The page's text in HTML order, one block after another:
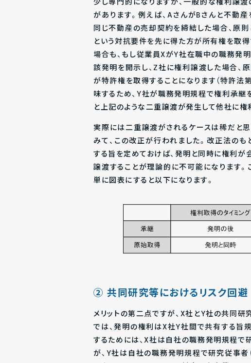
少し専門的になりますが、一般的な権利譲
があります。例えば、AさんがBさんと不動
同じ不動産の売却契約を締結した場合、原則
という対抗要件を先に得た方が所有権を取
場合も、もし従業員XがY社在職中の職務発
該発明を開示し、Z社に権利譲渡した場合、
が特許権を取得することになります（特許法
味するため、Y社が職務発明規程で権利承継
と上記のような二重譲渡が発生して他社に権
実際には二重譲渡がされるケースは稀だと
みて、この改正が行われました。改正法の
する旨を定めておけば、発明と同時に権利
譲渡することが理論的に不可能になります。
単に図表にすると以下になります。
② 共同研究等におけるリスク回避
メリットの第二点ですが、X社とY社の共同
では、発明の権利はX社Y社間で共有する旨
するためには、X社は自社の職務発明規程で
が、Y社は自社の職務発明規程で研究従事者